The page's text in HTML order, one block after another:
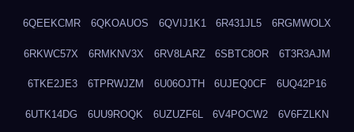
6QEEKCMR 6QKOAUOS 6QVIJ1K1 6R431JL5 6RGMWOLX
6RKWC57X 6RMKNV3X 6RV8LARZ 6SBTC8OR 6T3R3AJM
6TKE2JE3 6TPRWJZM 6U06OJTH 6UJEQ0CF 6UQ42P16
6UTK14DG 6UU9ROQK 6UZUZF6L 6V4POCW2 6V6FZLKN